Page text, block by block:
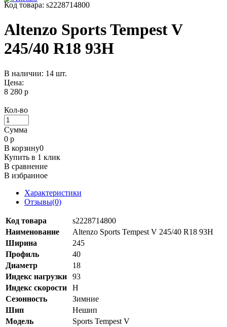
Код товара: s2228714800
Altenzo Sports Tempest V
245/40 R18 93H
В наличии: 14 шт.
Цена:
8 280 р
Кол-во
Сумма
0 р
В корзину0
Купить в 1 клик
В сравнение
В избранное
Характеристики
Отзывы(0)
Код товара
s2228714800
Наименование
Altenzo Sports Tempest V 245/40 R18 93H
Ширина
245
Профиль
40
Диаметр
18
Индекс нагрузки
93
Индекс скорости
H
Сезонность
Зимние
Шип
Нешип
Модель
Sports Tempest V